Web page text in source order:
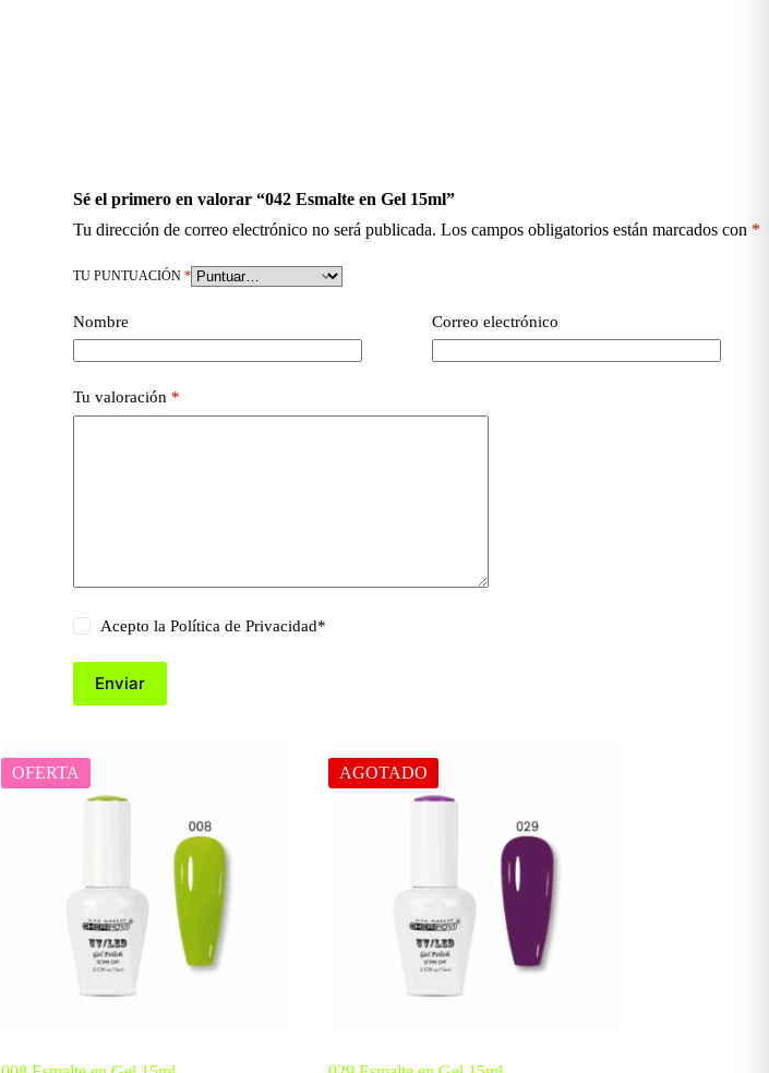
Sé el primero en valorar “042 Esmalte en Gel 15ml”
Tu dirección de correo electrónico no será publicada. Los campos obligatorios están marcados con *
TU PUNTUACIÓN *
Nombre Correo electrónico
Tu valoración *
Acepto la Política de Privacidad*
Enviar
OFERTA AGOTADO